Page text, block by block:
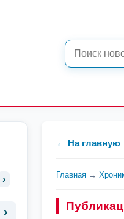
›
›
← На главную
Главная →